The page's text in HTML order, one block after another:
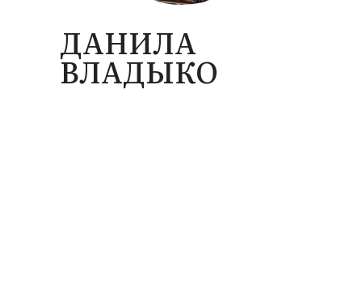
ДАНИЛА
ВЛАДЫКО